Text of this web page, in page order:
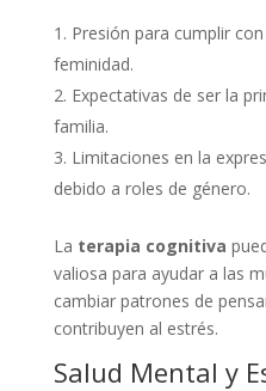
Presión para cumplir
feminidad.
Expectativas de ser la
familia.
Limitaciones en la
debido a roles de género.
La terapia cognitiva
valiosa para ayudar a las
cambiar patrones de
contribuyen al estrés.
Salud Mental y